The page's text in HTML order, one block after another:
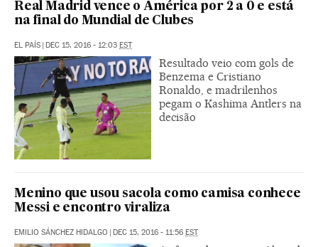
Real Madrid vence o América por 2 a 0 e está
na final do Mundial de Clubes
EL PAÍS | DEC 15, 2016 - 12:03 EST
Resultado veio com gols de
Benzema e Cristiano
Ronaldo, e madrilenhos
pegam o Kashima Antlers na
decisão
Menino que usou sacola como camisa conhece
Messi e encontro viraliza
EMILIO SÁNCHEZ HIDALGO | DEC 15, 2016 - 11:56 EST